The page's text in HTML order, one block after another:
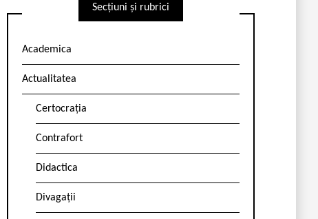
Secțiuni și rubrici
Academica
Actualitatea
Certocrația
Contrafort
Didactica
Divagații